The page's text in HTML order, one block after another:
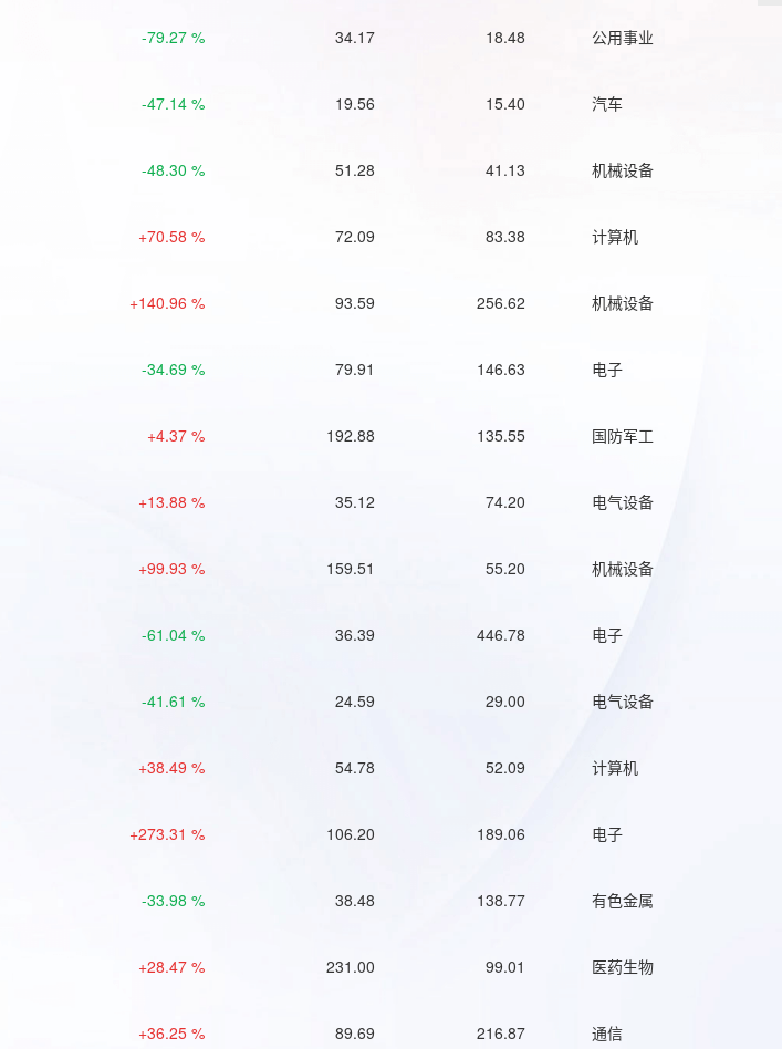
-79.27 % 34.17 18.48 公用事业
-47.14 % 19.56 15.40 汽车
-48.30 % 51.28 41.13 机械设备
+70.58 % 72.09 83.38 计算机
+140.96 % 93.59 256.62 机械设备
-34.69 % 79.91 146.63 电子
+4.37 % 192.88 135.55 国防军工
+13.88 % 35.12 74.20 电气设备
+99.93 % 159.51 55.20 机械设备
-61.04 % 36.39 446.78 电子
-41.61 % 24.59 29.00 电气设备
+38.49 % 54.78 52.09 计算机
+273.31 % 106.20 189.06 电子
-33.98 % 38.48 138.77 有色金属
+28.47 % 231.00 99.01 医药生物
+36.25 % 89.69 216.87 通信